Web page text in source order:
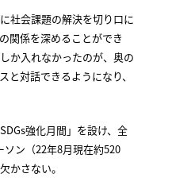
社会課題の解決を切り口に
関係を深めることができ
か入れなかったのが、奥の
と対話できるようになり、
強化月間」を設け、全
ソン（22年8月現在約520
かさない。